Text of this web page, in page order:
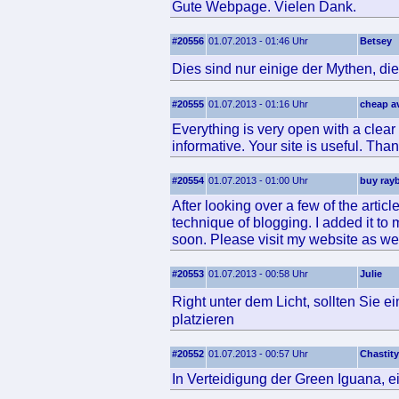
Gute Webpage. Vielen Dank.
#20556 01.07.2013 - 01:46 Uhr Betsey
Dies sind nur einige der Mythen,
#20555 01.07.2013 - 01:16 Uhr cheap
Everything is very open with a
informative. Your site is useful.
#20554 01.07.2013 - 01:00 Uhr buy
After looking over a few of the
technique of blogging. I added it to
soon. Please visit my website as
#20553 01.07.2013 - 00:58 Uhr Julie
Right unter dem Licht, sollten Sie
platzieren
#20552 01.07.2013 - 00:57 Uhr Chastity
In Verteidigung der Green Iguana,